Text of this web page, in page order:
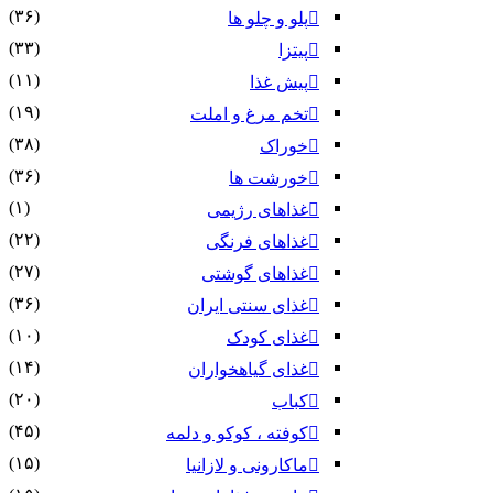
پلو و چلو ها
(۳۶)
پیتزا
(۳۳)
پیش غذا
(۱۱)
تخم مرغ و املت
(۱۹)
خوراک
(۳۸)
خورشت ها
(۳۶)
غذاهای رژیمی
(۱)
غذاهای فرنگی
(۲۲)
غذاهای گوشتی
(۲۷)
غذای سنتی ایران
(۳۶)
غذای کودک
(۱۰)
غذای گیاهخواران
(۱۴)
کباب
(۲۰)
کوفته ، کوکو و دلمه
(۴۵)
ماکارونی و لازانیا
(۱۵)